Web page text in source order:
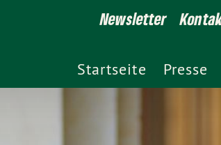
Newsletter
Startseite Presse